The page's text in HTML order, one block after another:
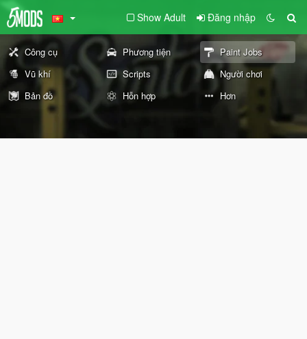
Show Adult Đăng nhập
Công cụ Phương tiện
Paint Jobs
Vũ khí
Scripts
Người chơi
Bản đồ
Hỗn hợp Hơn